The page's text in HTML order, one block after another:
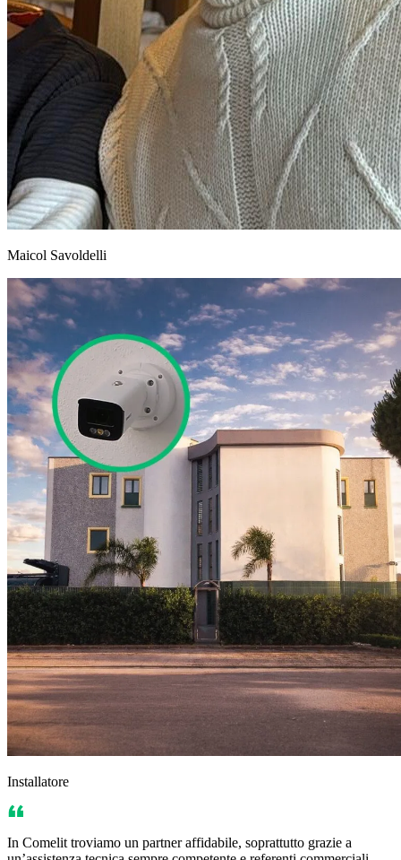
Maicol Savoldelli
Installatore
In Comelit troviamo un partner affidabile, soprattutto grazie a